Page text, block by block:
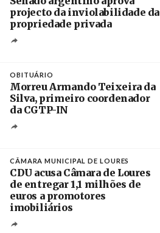
projecto da inviolabilidade da
propriedade privada
OBITUÁRIO
Morreu Armando Teixeira da
Silva, primeiro coordenador
da CGTP-IN
CÂMARA MUNICIPAL DE LOURES
CDU acusa Câmara de Loures
de entregar 1,1 milhões de
euros a promotores
imobiliários